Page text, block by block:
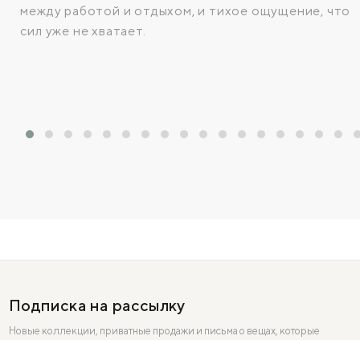
между работой и отдыхом, и тихое ощущение, что
сил уже не хватает.
Подписка на рассылку
Новые коллекции, приватные продажи и письма о вещах, которые